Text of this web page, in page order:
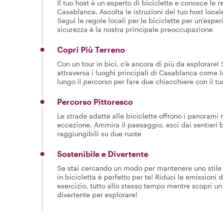
Il tuo host è un esperto di biciclette e conosce le
Casablanca. Ascolta le istruzioni del tuo host
Segui le regole locali per le biciclette per
sicurezza è la nostra principale preoccupazione
Copri Più Terreno
Con un tour in bici, c'è ancora di più da
attraversa i luoghi principali di Casablanca come
lungo il percorso per fare due chiacchiere con il
Percorso Pittoresco
Le strade adatte alle biciclette offrono i
eccezione. Ammira il paesaggio, esci dai
raggiungibili su due ruote
Sostenibile e Divertente
Se stai cercando un modo per mantenere uno
in bicicletta è perfetto per te! Riduci le emissioni
esercizio, tutto allo stesso tempo mentre scopri
divertente per esplorare!